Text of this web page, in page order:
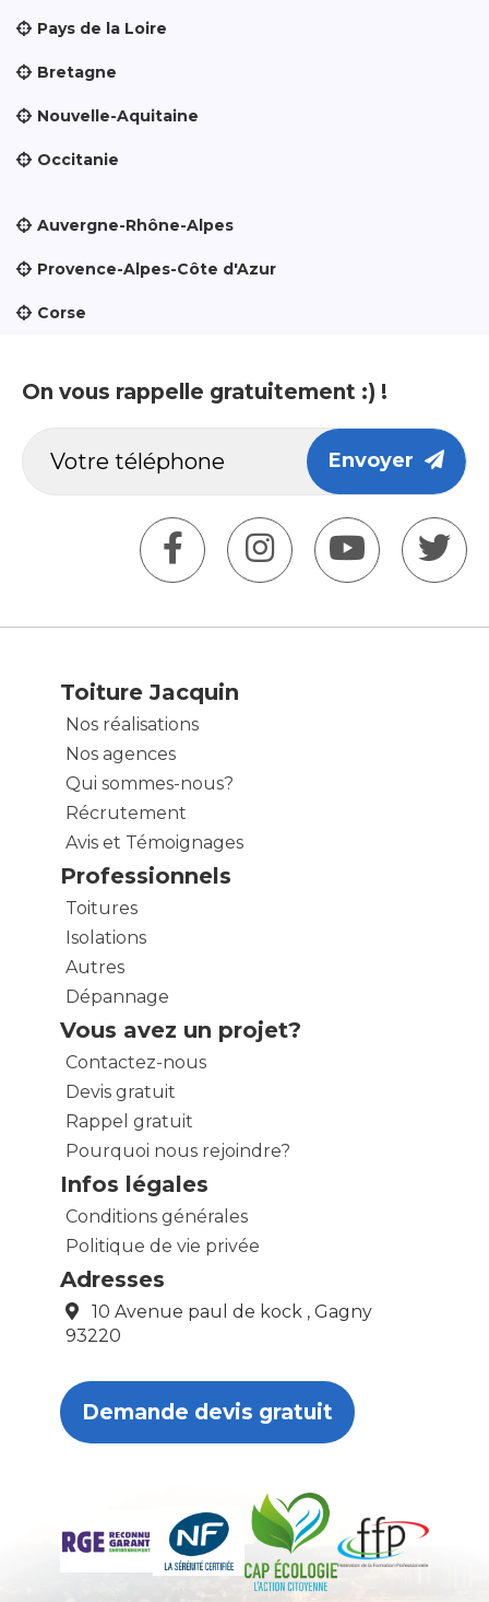
Pays de la Loire
Bretagne
Nouvelle-Aquitaine
Occitanie
Auvergne-Rhône-Alpes
Provence-Alpes-Côte d'Azur
Corse
On vous rappelle gratuitement :) !
Envoyer
Toiture Jacquin
Nos réalisations
Nos agences
Qui sommes-nous?
Récrutement
Avis et Témoignages
Professionnels
Toitures
Isolations
Autres
Dépannage
Vous avez un projet?
Contactez-nous
Devis gratuit
Rappel gratuit
Pourquoi nous rejoindre?
Infos légales
Conditions générales
Politique de vie privée
Adresses
10 Avenue paul de kock , Gagny
93220
Demande devis gratuit